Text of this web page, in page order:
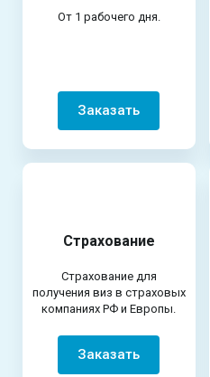
От 1 рабочего дня.
Заказать
Страхование
Страхование для
получения виз в страховых
компаниях РФ и Европы.
Заказать